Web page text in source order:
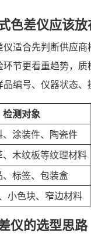
色差仪应该
适合先判断供应
节更看重趋势，
编号、仪器状态
检测对象
、涂装件、陶瓷件
、木纹板等纹理材料
、标签、包装盒
小色块、窄边材料
仪的选型思路